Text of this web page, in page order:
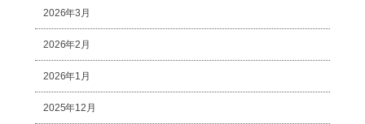
2026年3月
2026年2月
2026年1月
2025年12月